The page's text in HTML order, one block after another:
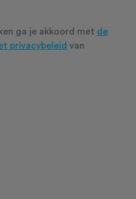
ga je akkoord met de
privacybeleid van